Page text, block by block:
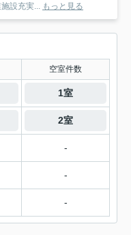
設充実... もっと見る
空室件数
1室
2室
-
-
-